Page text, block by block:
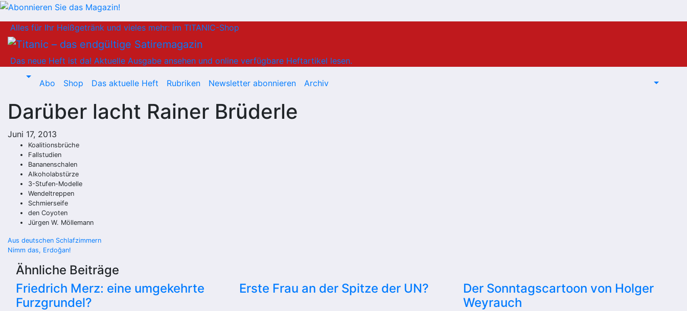
Inhalt
springen
Alles für Ihr Heißgetränk und vieles mehr: im TITANIC-Shop
Das neue Heft ist da! Aktuelle Ausgabe ansehen und online verfügbare Heftartikel lesen.
Abo Shop Das aktuelle Heft Rubriken Newsletter abonnieren Archiv
Darüber lacht Rainer Brüderle
Juni 17, 2013
Koalitionsbrüche
Fallstudien
Bananenschalen
Alkoholabstürze
3-Stufen-Modelle
Wendeltreppen
Schmierseife
den Coyoten
Jürgen W. Möllemann
Beitragsnavigation
Aus deutschen Schlafzimmern
Nimm das, Erdoğan!
Ähnliche Beiträge
Friedrich Merz: eine umgekehrte
Furzgrundel?
Erste Frau an der Spitze der UN?
Der Sonntagscartoon von Holger
Weyrauch